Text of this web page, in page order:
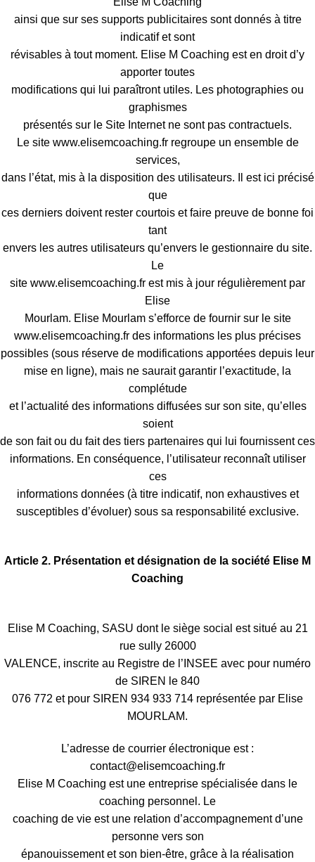
ainsi que sur ses supports publicitaires sont donnés à titre
indicatif et sont
révisables à tout moment. Elise M Coaching est en droit d’y
apporter toutes
modifications qui lui paraîtront utiles. Les photographies ou
graphismes
présentés sur le Site Internet ne sont pas contractuels.
Le site www.elisemcoaching.fr regroupe un ensemble de
services,
dans l’état, mis à la disposition des utilisateurs. Il est ici précisé
que
ces derniers doivent rester courtois et faire preuve de bonne foi
tant
envers les autres utilisateurs qu’envers le gestionnaire du site.
Le
site www.elisemcoaching.fr est mis à jour régulièrement par
Elise
Mourlam. Elise Mourlam s’efforce de fournir sur le site
www.elisemcoaching.fr des informations les plus précises
possibles (sous réserve de modifications apportées depuis leur
mise en ligne), mais ne saurait garantir l’exactitude, la
complétude
et l’actualité des informations diffusées sur son site, qu’elles
soient
de son fait ou du fait des tiers partenaires qui lui fournissent ces
informations. En conséquence, l’utilisateur reconnaît utiliser
ces
informations données (à titre indicatif, non exhaustives et
susceptibles d’évoluer) sous sa responsabilité exclusive.
Article 2. Présentation et désignation de la société Elise M
Coaching
Elise M Coaching, SASU dont le siège social est situé au 21
rue sully 26000
VALENCE, inscrite au Registre de l’INSEE avec pour numéro
de SIREN le 840
076 772 et pour SIREN 934 933 714 représentée par Elise
MOURLAM.
L’adresse de courrier électronique est :
contact@elisemcoaching.fr
Elise M Coaching est une entreprise spécialisée dans le
coaching personnel. Le
coaching de vie est une relation d’accompagnement d’une
personne vers son
épanouissement et son bien-être, grâce à la réalisation